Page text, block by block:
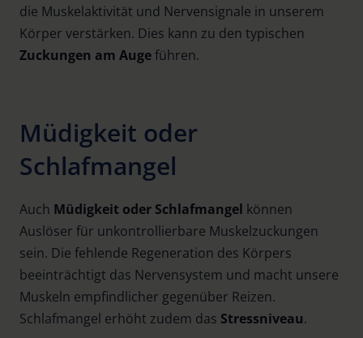
die Muskelaktivität und Nervensignale in unserem
Körper verstärken. Dies kann zu den typischen
Zuckungen am Augeführen.
Müdigkeit oder
Schlafmangel
Auch Müdigkeit oder Schlafmangel können
Auslöser für unkontrollierbare Muskelzuckungen
sein. Die fehlende Regeneration des Körpers
beeinträchtigt das Nervensystem und macht unsere
Muskeln empfindlicher gegenüber Reizen.
Schlafmangel erhöht zudem das Stressniveau.